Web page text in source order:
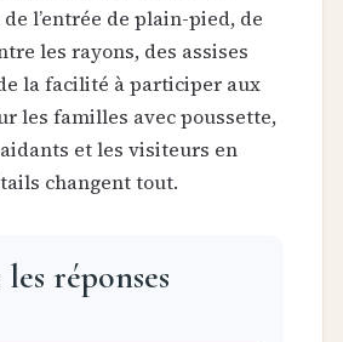
l’entrée de plain-pied, de
les rayons, des assises
la facilité à participer aux
les familles avec poussette,
et les visiteurs en
changent tout.
réponses